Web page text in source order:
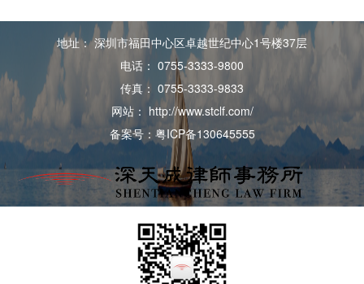
地址： 深圳市福田中心区卓越世纪中心1号楼37层
电话： 0755-3333-9800
传真： 0755-3333-9833
网站： http://www.stclf.com/
备案号：粤ICP备130645555